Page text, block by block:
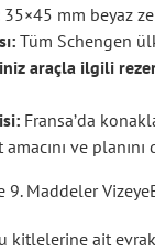
35×45 mm beyaz
Tüm Schengen
araçla ilgili
Fransa’da
amacını ve
9. Maddeler
kitlelerine ait